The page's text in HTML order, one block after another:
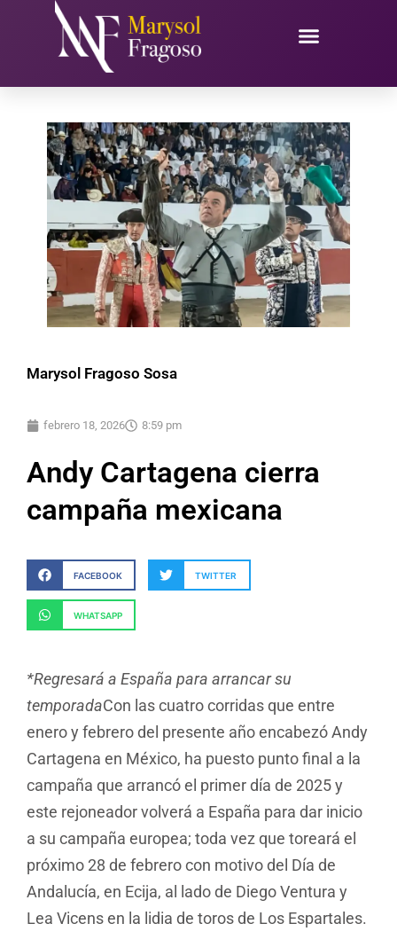
contenido
Marysol Fragoso Sosa
febrero 18, 2026 8:59 pm
Andy Cartagena cierra
campaña mexicana
FACEBOOK TWITTER
WHATSAPP
*Regresará a España para arrancar su
temporadaCon las cuatro corridas que entre
enero y febrero del presente año encabezó Andy
Cartagena en México, ha puesto punto final a la
campaña que arrancó el primer día de 2025 y
este rejoneador volverá a España para dar inicio
a su campaña europea; toda vez que toreará el
próximo 28 de febrero con motivo del Día de
Andalucía, en Ecija, al lado de Diego Ventura y
Lea Vicens en la lidia de toros de Los Espartales.